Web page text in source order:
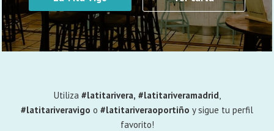
Utiliza #latitarivera, #latitariveramadrid
#latitariveravigo o #latitariveraoportiño y sigue tu perfil
favorito!